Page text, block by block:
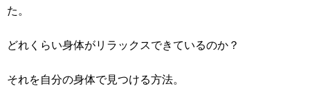
た。
どれくらい身体がリラックスできているのか？
それを自分の身体で見つける方法。